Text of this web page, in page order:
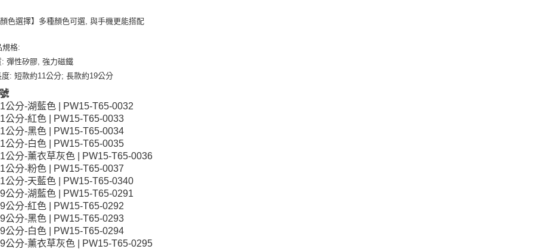
色選擇】多種顏色可選, 與手機更能搭配
格:
彈性矽膠, 強力磁鐵
: 短款約11公分; 長款約19公分
公分-湖藍色 | PW15-T65-0032
公分-紅色 | PW15-T65-0033
公分-黑色 | PW15-T65-0034
公分-白色 | PW15-T65-0035
公分-薰衣草灰色 | PW15-T65-0036
公分-粉色 | PW15-T65-0037
公分-天藍色 | PW15-T65-0340
公分-湖藍色 | PW15-T65-0291
公分-紅色 | PW15-T65-0292
公分-黑色 | PW15-T65-0293
公分-白色 | PW15-T65-0294
公分-薰衣草灰色 | PW15-T65-0295